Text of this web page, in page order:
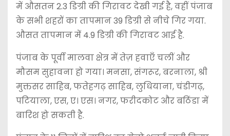
में औसतन 2.3 डिग्री की गिरावट देखी गई है, वहीं पंजाब
के सभी शहरों का तापमान 39 डिग्री से नीचे गिर गया.
औसत तापमान में 4.9 डिग्री की गिरावट आई है.
पंजाब के पूर्वी मालवा क्षेत्र में तेज़ हवाएँ चलीं और
मौसम सुहावना हो गया। मनसा, संगरूर, बरनाला, श्री
मुक्तसर साहिब, फतेहगढ़ साहिब, लुधियाना, चंडीगढ़,
पटियाला, एस, ए। एस। नगर, फरीदकोट और बठिंडा में
बारिश हो सकती है.